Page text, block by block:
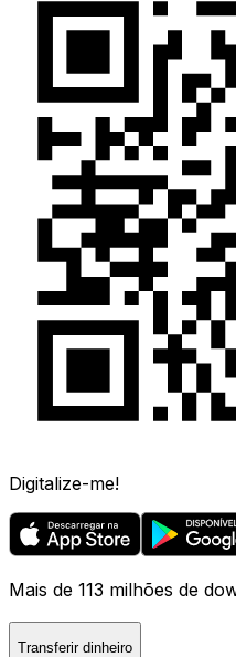
Digitalize-me!
Mais de 113 milhões de
Transferir dinheiro